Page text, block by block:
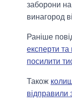
заборони
винагород
Раніше
експерти та
посилити
Також
відправили